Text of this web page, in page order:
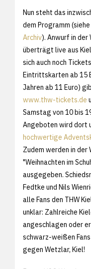
Nun steht das
dem Programm (siehe
Archiv). Anwurf in der
überträgt live aus
sich auch noch
Eintrittskarten ab 15
Jahren ab 11 Euro)
www.thw-tickets.de
Samstag von 10 bis
Angeboten wird dort
hochwertige
Zudem werden in der
"Weihnachten im
ausgegeben.
Fedtke und Nils
alle Fans den THW
unklar: Zahlreiche
angeschlagen oder
schwarz-weißen
gegen Wetzlar, Kiel!